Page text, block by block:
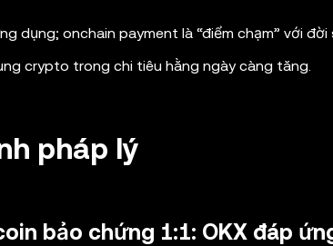
dụng; onchain payment là “điểm chạm” với đời
crypto trong chi tiêu hằng ngày càng tăng.
pháp lý
bảo chứng 1:1: OKX đáp